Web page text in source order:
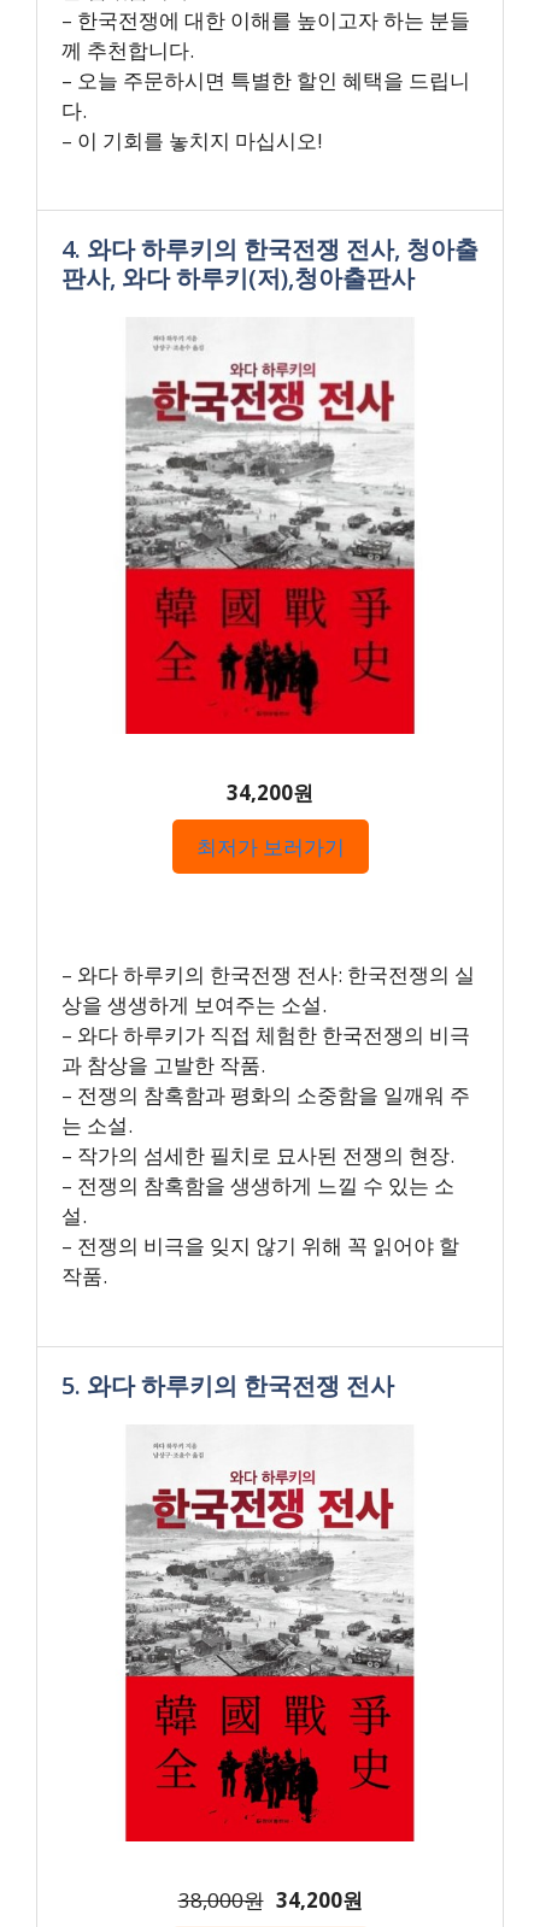
– 한국전쟁에 대한 이해를 높이고자 하는 분들
께 추천합니다.
– 오늘 주문하시면 특별한 할인 혜택을 드립니
다.
– 이 기회를 놓치지 마십시오!
4. 와다 하루키의 한국전쟁 전사, 청아출
판사, 와다 하루키(저),청아출판사
34,200원
최저가 보러가기
– 와다 하루키의 한국전쟁 전사: 한국전쟁의 실
상을 생생하게 보여주는 소설.
– 와다 하루키가 직접 체험한 한국전쟁의 비극
과 참상을 고발한 작품.
– 전쟁의 참혹함과 평화의 소중함을 일깨워 주
는 소설.
– 작가의 섬세한 필치로 묘사된 전쟁의 현장.
– 전쟁의 참혹함을 생생하게 느낄 수 있는 소
설.
– 전쟁의 비극을 잊지 않기 위해 꼭 읽어야 할
작품.
5. 와다 하루키의 한국전쟁 전사
38,000원 34,200원